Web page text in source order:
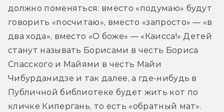
должно поменяться: вместо «подумаю» будут
говорить «посчитаю», вместо «запросто» — «в
два хода», вместо «О боже» — «Каисса!» Детей
станут называть Борисами в честь Бориса
Спасского и Майями в честь Майи
Чибурданидзе и так далее, а где-нибудь в
Публичной библиотеке будет жить кот по
кличке Кипергань, то есть «обратный мат».